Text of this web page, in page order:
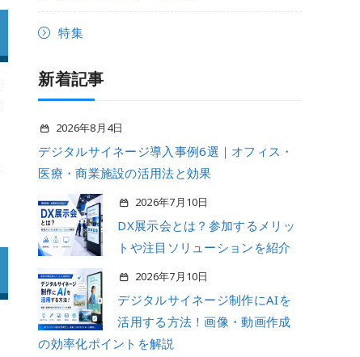
特集
新着記事
2026年8月4日
デジタルサイネージ導入事例6選｜オフィス・
医療・商業施設の活用法と効果
2026年7月10日
DX展示会とは？参加するメリッ
トや注目ソリューションを紹介
2026年7月10日
デジタルサイネージ制作にAIを
活用する方法！画像・動画作成
の効率化ポイントを解説